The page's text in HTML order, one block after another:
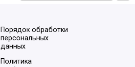
Порядок обработки
персональных
данных
Политика